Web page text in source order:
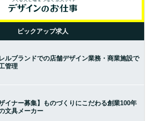
ピックアップ求人
ルブランドでの店舗デザイン業務・商業施設で
管理
ザイナー募集】ものづくりにこだわる創業100年
文具メーカー